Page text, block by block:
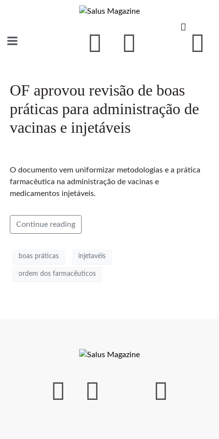
OF aprovou revisão de boas
práticas para administração de
vacinas e injetáveis
O documento vem uniformizar metodologias e a prática
farmacêutica na administração de vacinas e
medicamentos injetáveis.
Continue reading
boas práticas injetavéis
ordem dos farmacêuticos